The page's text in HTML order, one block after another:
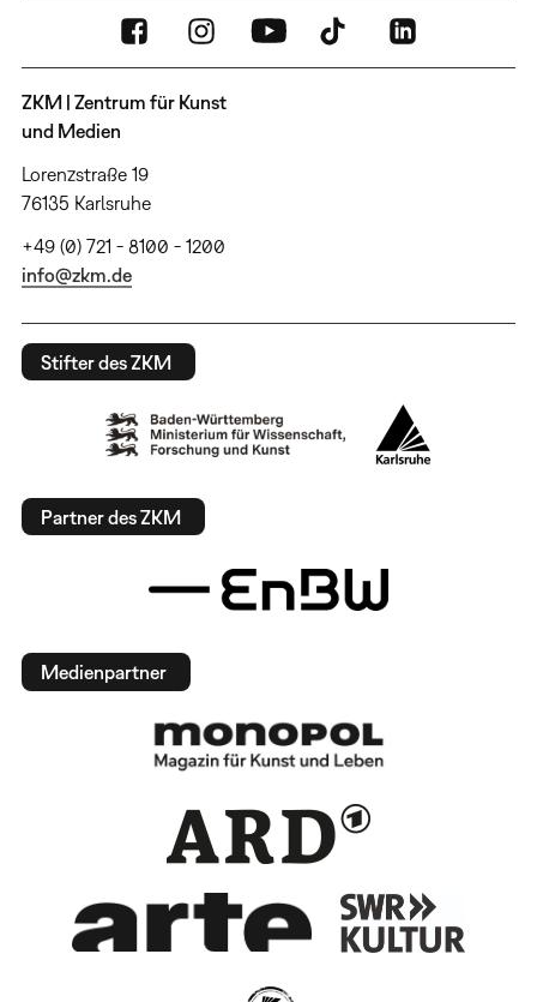
ZKM | Zentrum für Kunst
und Medien
Lorenzstraße 19
76135 Karlsruhe
+49 (0) 721 - 8100 - 1200
info@zkm.de
Stifter des ZKM
Partner des ZKM
Medienpartner